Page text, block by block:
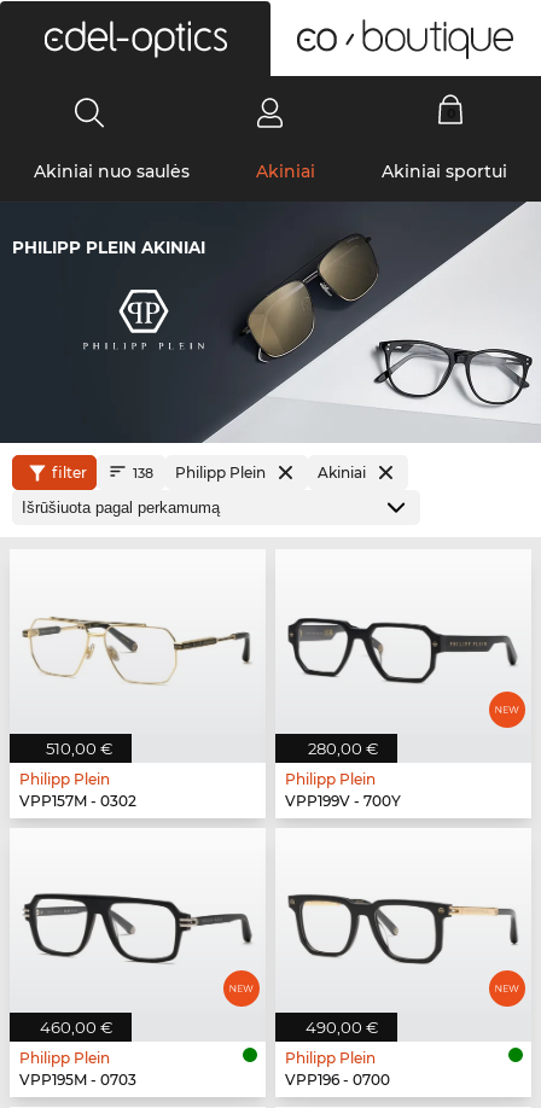
Akiniai nuo saulės Akiniai Akiniai sportui
PHILIPP PLEIN AKINIAI
filter 138 Philipp Plein Akiniai
510,00 €
Philipp Plein
VPP157M - 0302
280,00 €
Philipp Plein
VPP199V - 700Y
460,00 €
Philipp Plein
VPP195M - 0703
490,00 €
Philipp Plein
VPP196 - 0700